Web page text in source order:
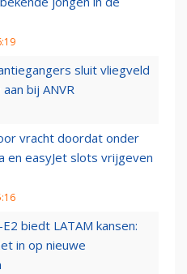
sluit vliegveld
bij ANVR
vracht doordat onder
en easyJet slots vrijgeven
biedt LATAM kansen:
in op nieuwe